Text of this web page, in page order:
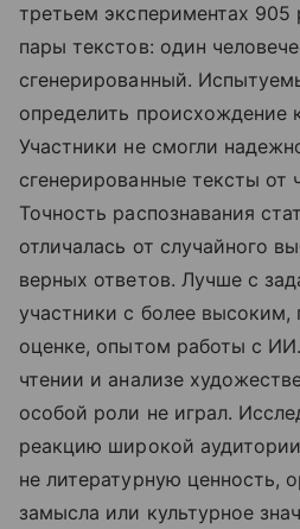
третьем экспериментах 905
пары текстов: один
сгенерированный.
определить происхождение
Участники не смогли
сгенерированные тексты от
Точность распознавания
отличалась от случайного
верных ответов. Лучше с
участники с более высоким,
оценке, опытом работы с
чтении и анализе
особой роли не играл.
реакцию широкой
не литературную ценность,
замысла или культурное